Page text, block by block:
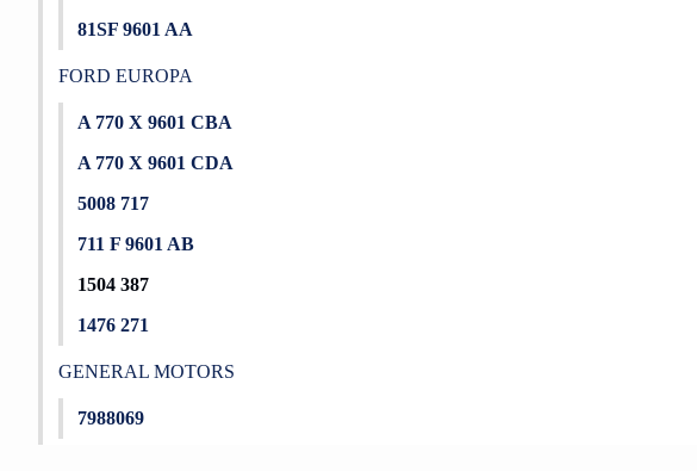
81SF 9601 AA
FORD EUROPA
A 770 X 9601 CBA
A 770 X 9601 CDA
5008 717
711 F 9601 AB
1504 387
1476 271
GENERAL MOTORS
7988069